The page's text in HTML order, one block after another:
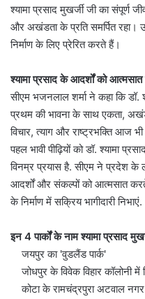
श्यामा प्रसाद मुखर्जी जी का संपूर्ण
और अखंडता के प्रति समर्पित
निर्माण के लिए प्रेरित करते हैं।
श्यामा प्रसाद के आदर्शों को
सीएम भजनलाल शर्मा ने कहा क‍ि डॉ.
प्रथम की भावना के साथ एकता,
विचार, त्याग और राष्ट्रभक्ति आज
पहल भावी पीढ़ियों को डॉ. श्यामा
विनम्र प्रयास है. सीएम ने प्रदेश के
आदर्शों और संकल्पों को आत्मसात
के निर्माण में सक्रिय भागीदारी निभाएं.
इन 4 पार्कों के नाम श्‍यामा प्रसाद
जयपुर का 'वुडलैंड पार्क'
जोधपुर के विवेक विहार कॉलोनी में
कोटा के रामचंद्रपुरा अटवाल नगर